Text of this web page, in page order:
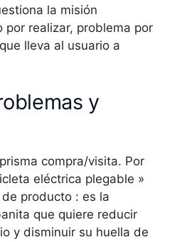
la misión
por realizar, problema por
lleva al usuario a
y
compra/visita. Por
eléctrica plegable »
producto : es la
que quiere reducir
y disminuir su huella de